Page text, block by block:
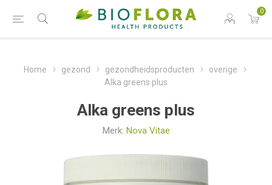
0
Home gezond gezondheidsproducten
overige
Alka greens plus
Alka greens plus
Merk: Nova Vitae